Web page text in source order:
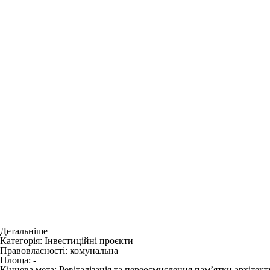
Детальніше
Категорія: Інвестиційні проєкти
Правовласності: комунальна
Площа: -